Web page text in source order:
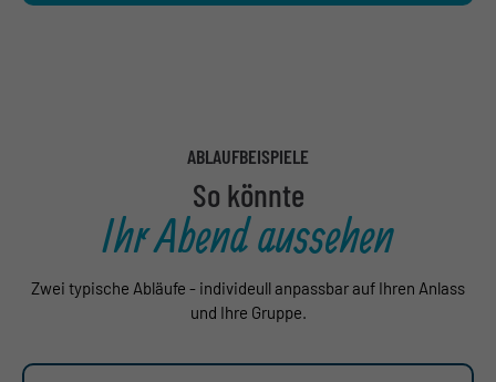
ABLAUFBEISPIELE
So könnte
Ihr Abend aussehen
Zwei typische Abläufe - individeull anpassbar auf Ihren Anlass
und Ihre Gruppe.